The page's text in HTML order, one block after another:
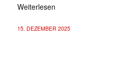
Weiterlesen
15. DEZEMBER 2025